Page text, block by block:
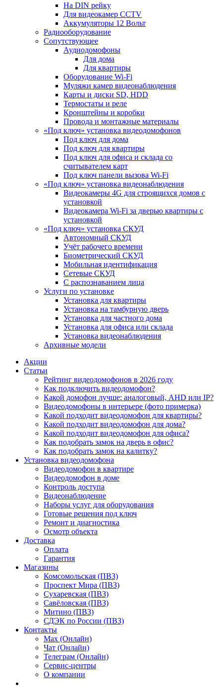
На DIN рейку
Для видеокамер CCTV
Аккумуляторы 12 Вольт
Радиооборудование
Сопутствующее
Аудиодомофоны
Для дома
Для квартиры
Оборудование Wi-Fi
Муляжи камер видеонаблюдения
Карты и диски SD, HDD
Термостаты и реле
Кронштейны и коробки
Провода и монтажные материалы
«Под ключ» установка видеодомофонов
Под ключ для дома
Под ключ для квартиры
Под ключ для офиса и склада со
считывателем карт
Под ключ панели вызова Wi-Fi
«Под ключ» установка видеонаблюдения
Видеокамеры 4G для строящихся домов с
установкой
Видеокамера Wi-Fi за дверью квартиры с
установкой
«Под ключ» установка СКУД
Автономный СКУД
Учёт рабочего времени
Биометрический СКУД
Мобильная идентификация
Сетевые СКУД
С распознаванием лица
Услуги по установке
Установка для квартиры
Установка на тамбурную дверь
Установка для частного дома
Установка для офиса или склада
Установка видеонаблюдения
Архивные модели
Акции
Статьи
Рейтинг видеодомофонов в 2026 году
Как подключить видеодомофон?
Какой домофон лучше: аналоговый, AHD или IP?
Видеодомофоны в интерьере (фото примерка)
Какой подходит видеодомофон для квартиры?
Какой подходит видеодомофон для дома?
Какой подходит видеодомофон для офиса?
Как подобрать замок на дверь в офис?
Как подобрать замок на калитку?
Установка видеодомофона
Видеодомофон в квартире
Видеодомофон в доме
Контроль доступа
Видеонаблюдение
Наборы услуг для оборудования
Готовые решения под ключ
Ремонт и диагностика
Осмотр объекта
Доставка
Оплата
Гарантия
Магазины
Комсомольская (ПВЗ)
Проспект Мира (ПВЗ)
Сухаревская (ПВЗ)
Савёловская (ПВЗ)
Митино (ПВЗ)
СДЭК по России (ПВЗ)
Контакты
Max (Онлайн)
Чат (Онлайн)
Телеграм (Онлайн)
Сервис-центры
О компании